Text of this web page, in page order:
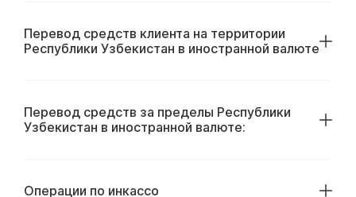
Перевод средств клиента на территории
Республики Узбекистан в иностранной валюте
Перевод средств за пределы Республики
Узбекистан в иностранной валюте:
Операции по инкассо